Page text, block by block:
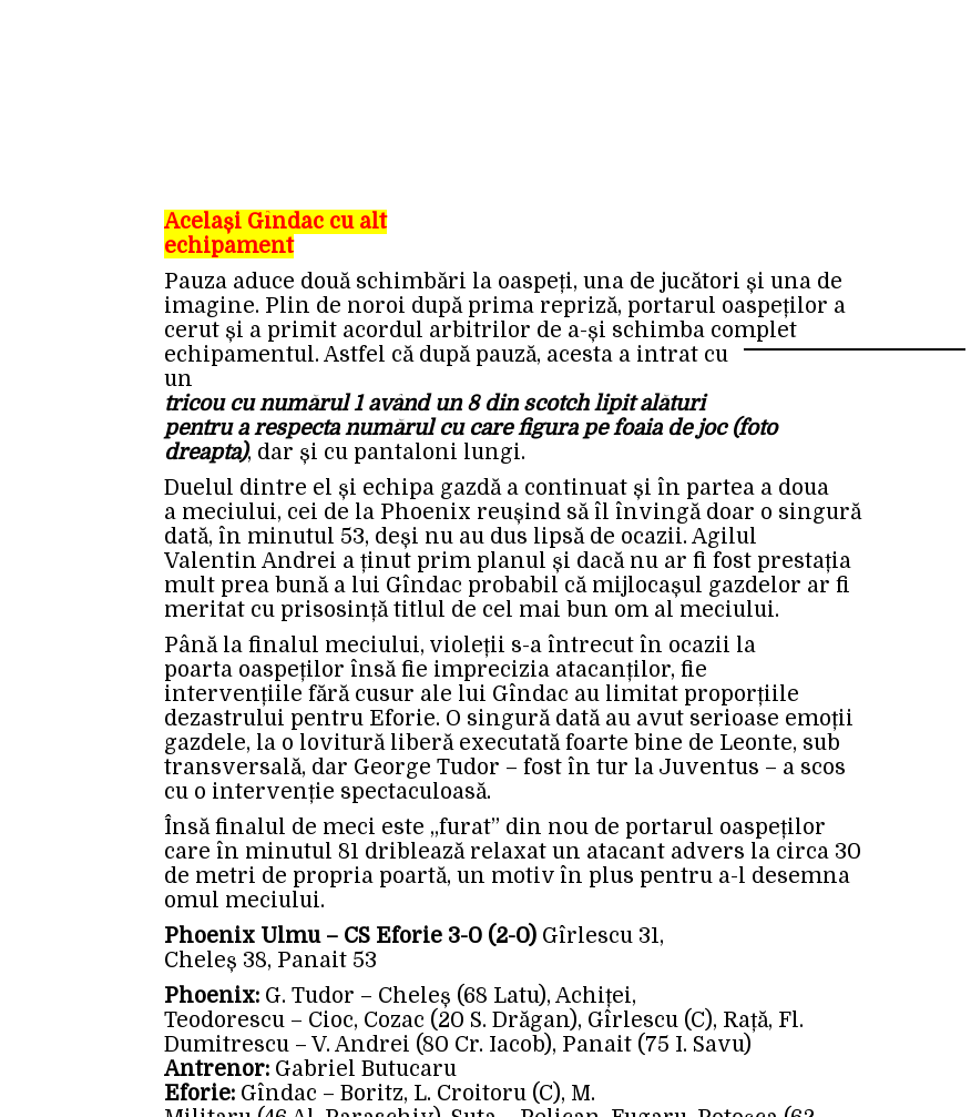
Același Gîndac cu alt
echipament
Pauza aduce două schimbări la oaspeți, una de jucători și una de
imagine. Plin de noroi după prima repriză, portarul oaspeților a
cerut și a primit acordul arbitrilor de a-și schimba complet
echipamentul. Astfel că după pauză, acesta a intrat cu
un
tricou cu numărul 1 având un 8 din scotch lipit alături
pentru a respecta numărul cu care figura pe foaia de joc (foto
dreapta), dar și cu pantaloni lungi.
Duelul dintre el și echipa gazdă a continuat și în partea a doua
a meciului, cei de la Phoenix reușind să îl învingă doar o singură
dată, în minutul 53, deși nu au dus lipsă de ocazii. Agilul
Valentin Andrei a ținut prim planul și dacă nu ar fi fost prestația
mult prea bună a lui Gîndac probabil că mijlocașul gazdelor ar fi
meritat cu prisosință titlul de cel mai bun om al meciului.
Până la finalul meciului, violeții s-a întrecut în ocazii la
poarta oaspeților însă fie imprecizia atacanților, fie
intervențiile fără cusur ale lui Gîndac au limitat proporțiile
dezastrului pentru Eforie. O singură dată au avut serioase emoții
gazdele, la o lovitură liberă executată foarte bine de Leonte, sub
transversală, dar George Tudor – fost în tur la Juventus – a scos
cu o intervenție spectaculoasă.
Însă finalul de meci este „furat” din nou de portarul oaspeților
care în minutul 81 driblează relaxat un atacant advers la circa 30
de metri de propria poartă, un motiv în plus pentru a-l desemna
omul meciului.
Phoenix Ulmu – CS Eforie 3-0 (2-0) Gîrlescu 31,
Cheleș 38, Panait 53
Phoenix: G. Tudor – Cheleș (68 Latu), Achiței,
Teodorescu – Cioc, Cozac (20 S. Drăgan), Gîrlescu (C), Rață, Fl.
Dumitrescu – V. Andrei (80 Cr. Iacob), Panait (75 I. Savu)
Antrenor: Gabriel Butucaru
Eforie: Gîndac – Boritz, L. Croitoru (C), M.